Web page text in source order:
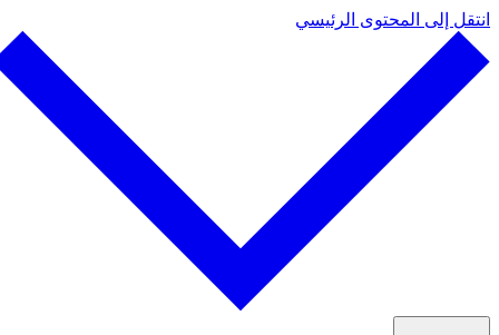
انتقل إلى المحتوى الرئيسي